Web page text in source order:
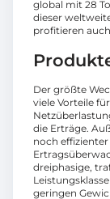
global mit 28
dieser
profitieren auch
Der größte
viele Vorteile
die Erträge.
noch
dreiphasige,
geringen